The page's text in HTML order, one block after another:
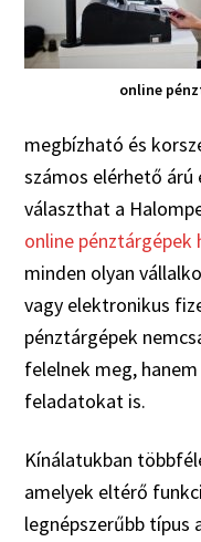
online
megbízható és
számos elérhető
választhat a
online pénztárgépek
minden olyan
vagy elektronikus
pénztárgépek
felelnek meg,
feladatokat is.
Kínálatukban
amelyek eltérő
legnépszerűbb típus